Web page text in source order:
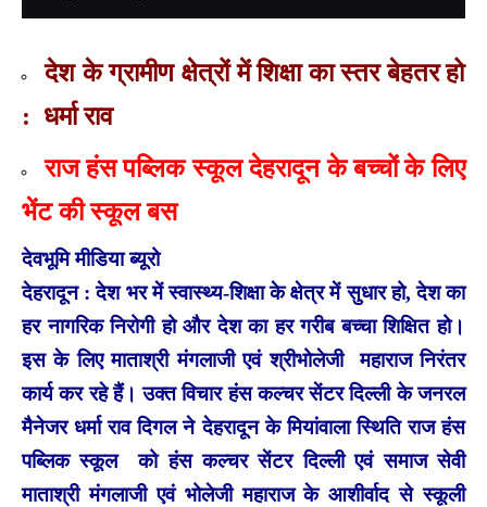
देश के ग्रामीण क्षेत्रों में शिक्षा का स्तर बेहतर हो
: धर्मा राव
राज हंस पब्लिक स्कूल देहरादून के बच्चों के लिए
भेंट की स्कूल बस
देवभूमि मीडिया ब्यूरो
देहरादून : देश भर में स्वास्थ्य-शिक्षा के क्षेत्र में सुधार हो, देश का
हर नागरिक निरोगी हो और देश का हर गरीब बच्चा शिक्षित हो।
इस के लिए माताश्री मंगलाजी एवं श्रीभोलेजी महाराज निरंतर
कार्य कर रहे हैं। उक्त विचार हंस कल्चर सेंटर दिल्ली के जनरल
मैनेजर धर्मा राव दिगल ने देहरादून के मियांवाला स्थिति राज हंस
पब्लिक स्कूल को हंस कल्चर सेंटर दिल्ली एवं समाज सेवी
माताश्री मंगलाजी एवं भोलेजी महाराज के आशीर्वाद से स्कूली